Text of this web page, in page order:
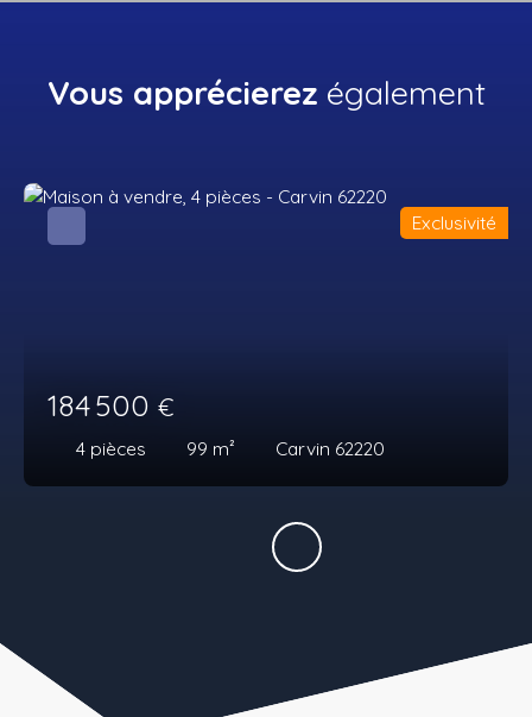
Vous apprécierez également
184 500 €
4 pièces 99 m² Carvin 62220
Exclusivité